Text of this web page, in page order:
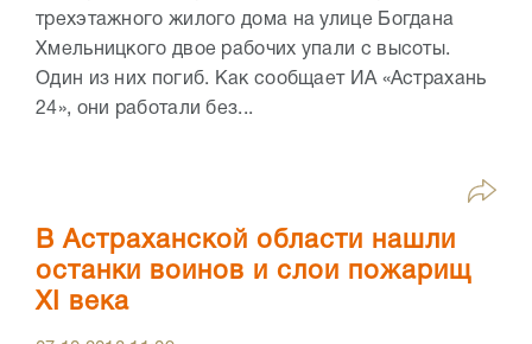
трехэтажного жилого дома на улице Богдана
Хмельницкого двое рабочих упали с высоты.
Один из них погиб. Как сообщает ИА «Астрахань
24», они работали без...
В Астраханской области нашли
останки воинов и слои пожарищ
XI века